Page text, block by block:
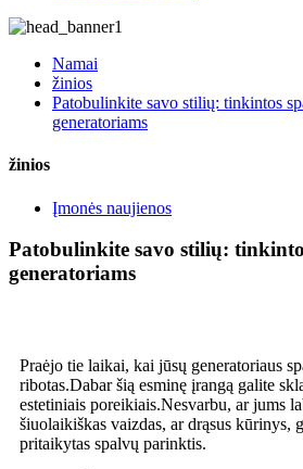
Namai
žinios
Patobulinkite savo stilių: tinkintos
generatoriams
žinios
Įmonės naujienos
Patobulinkite savo stilių:
generatoriams
Praėjo tie laikai, kai jūsų generatoriaus
ribotas.Dabar šią esminę įrangą galite
estetiniais poreikiais.Nesvarbu, ar jums
šiuolaikiškas vaizdas, ar drąsus kūrinys,
pritaikytas spalvų parinktis.